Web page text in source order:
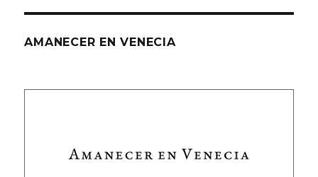
AMANECER EN VENECIA